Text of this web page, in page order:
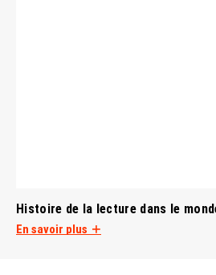
Histoire de la lecture dans le
En savoir plus